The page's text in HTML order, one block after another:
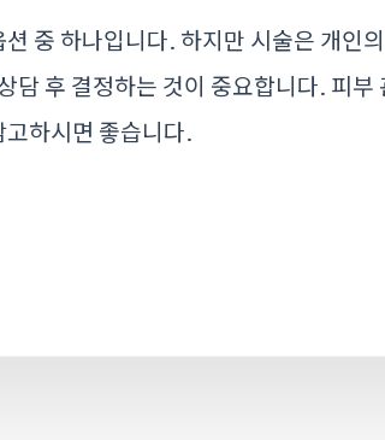
중 하나입니다. 하지만 시술은 개인의
담 후 결정하는 것이 중요합니다. 피부
고하시면 좋습니다.